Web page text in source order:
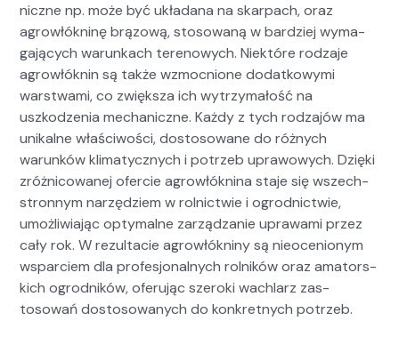
niczne np. może być układana na skarpach, oraz
agrowłókn­inę brą­zową, stosowaną w bardziej wyma­
ga­ją­cych warunk­ach terenowych. Niek­tóre rodza­je
agrowłóknin są także wzmoc­nione dodatkowy­mi
warst­wa­mi, co zwięk­sza ich wytrzy­małość na
uszkodzenia mechan­iczne. Każdy z tych rodza­jów ma
unikalne właś­ci­woś­ci, dos­tosowane do różnych
warunk­ów kli­maty­cznych i potrzeb upra­wowych. Dzię­ki
zróżni­cow­anej ofer­cie agrowłókn­i­na sta­je się wszech­
stron­nym narzędziem w rol­nictwie i ogrod­nictwie,
umożli­wia­jąc opty­malne zarządzanie uprawa­mi przez
cały rok. W rezulta­cie agrowłókniny są nieoce­nionym
wspar­ciem dla pro­fesjon­al­nych rol­ników oraz ama­tors­
kich ogrod­ników, ofer­u­jąc sze­ro­ki wach­larz zas­
tosowań dos­tosowanych do konkret­nych potrzeb.